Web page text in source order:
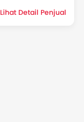
Lihat Detail Penjual